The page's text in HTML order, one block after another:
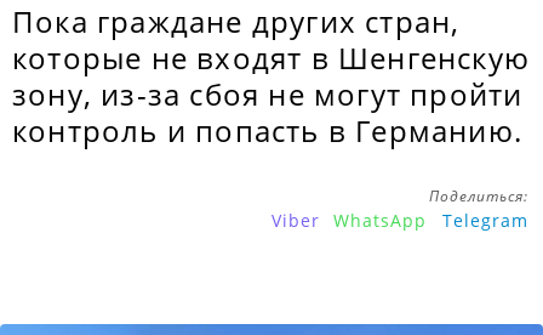
Пока граждане других стран,
которые не входят в Шенгенскую
зону, из-за сбоя не могут пройти
контроль и попасть в Германию.
Поделиться:
Viber WhatsApp Telegram